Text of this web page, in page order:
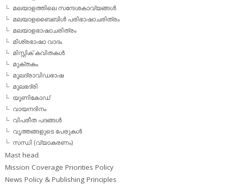
മലയാളത്തിലെ സന്ദേശകാവ്യങ്ങള്‍
മലയാളബൈബിള്‍ പരിഭാഷാചരിത്രം
മലയാളഭാഷാചരിത്രം
മിശ്രഭാഷാ വാദം
മിസ്റ്റിക് കവിതകള്‍
മുക്തകം
മൂലദ്രാവിഡഭാഷ
മൂലഭദ്രി
യൂണികോഡ്
വായനദിനം
വിപരീത പദങ്ങള്‍
വൃത്തങ്ങളുടെ പേരുകള്‍
സന്ധി (വ്യാകരണം)
Mast head
Mission Coverage Priorities Policy
News Policy & Publishing Principles